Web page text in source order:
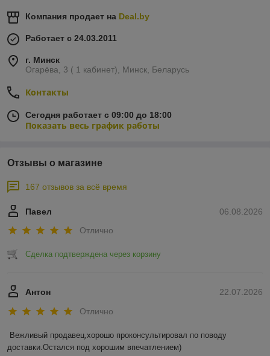
Компания продает на Deal.by
Работает с 24.03.2011
г. Минск
Огарёва, 3 ( 1 кабинет), Минск, Беларусь
Контакты
Сегодня работает с 09:00 до 18:00
Показать весь график работы
Отзывы о магазине
167 отзывов за всё время
06.08.2026
Павел
Отлично
Сделка подтверждена через корзину
22.07.2026
Антон
Отлично
Вежливый продавец,хорошо проконсультировал по поводу
доставки.Остался под хорошим впечатлением)